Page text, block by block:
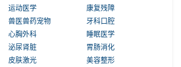
运动医学
康复残障
兽医兽药宠物
牙科口腔
心胸外科
睡眠医学
泌尿肾脏
胃肠消化
皮肤激光
美容整形